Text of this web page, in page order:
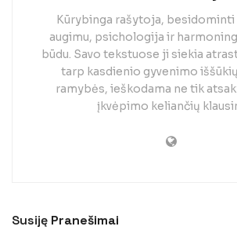
Kūrybinga rašytoja, besidominti
augimu, psichologija ir
būdu. Savo tekstuose ji siekia
tarp kasdienio gyvenimo
ramybės, ieškodama ne tik
įkvėpimo keliančių
Susiję Pranešimai